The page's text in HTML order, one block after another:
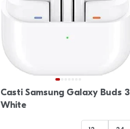
Casti Samsung Galaxy Buds 3
White